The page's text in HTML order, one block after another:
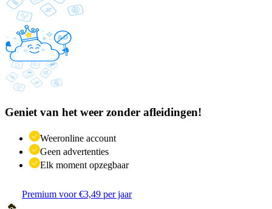
Geniet van het weer zonder afleidingen!
Weeronline account
Geen advertenties
Elk moment opzegbaar
Premium voor €3,49 per jaar